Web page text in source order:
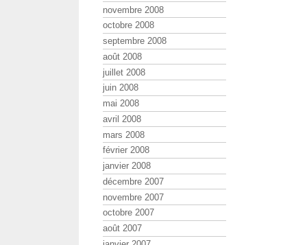
novembre 2008
octobre 2008
septembre 2008
août 2008
juillet 2008
juin 2008
mai 2008
avril 2008
mars 2008
février 2008
janvier 2008
décembre 2007
novembre 2007
octobre 2007
août 2007